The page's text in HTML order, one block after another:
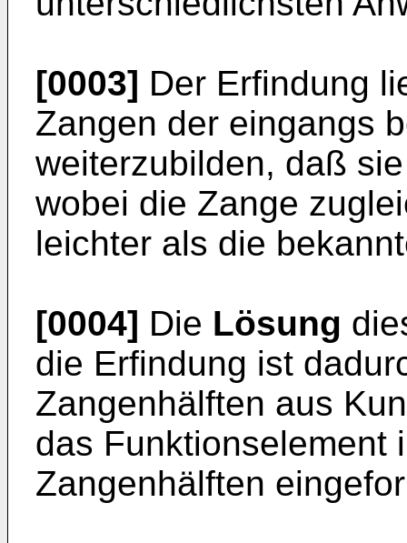
[0003] Der Erfindung
Zangen der eingangs
weiterzubilden, daß
wobei die Zange
leichter als die
[0004] Die Lösung
die Erfindung ist
Zangenhälften aus
das Funktionselement
Zangenhälften